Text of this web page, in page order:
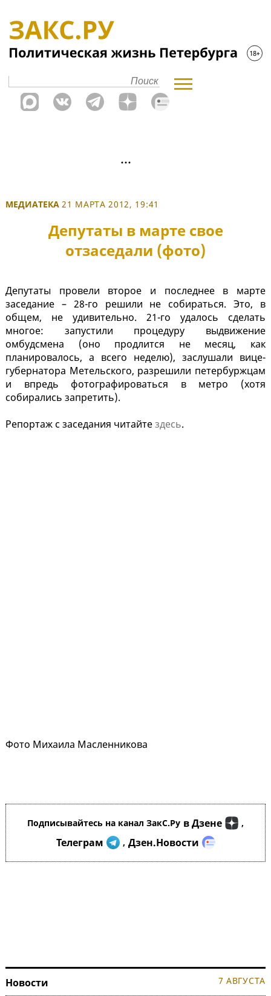
МЕДИАТЕКА 21 МАРТА 2012, 19:41
Депутаты в марте свое
отзаседали (фото)
Депутаты провели второе и последнее в марте
заседание – 28-го решили не собираться. Это, в
общем, не удивительно. 21-го удалось сделать
многое: запустили процедуру выдвижение
омбудсмена (оно продлится не месяц, как
планировалось, а всего неделю), заслушали вице-
губернатора Метельского, разрешили петербуржцам
и впредь фотографироваться в метро (хотя
собирались запретить).
Репортаж с заседания читайтездесь.
Фото Михаила Масленникова
Подписывайтесь на канал ЗакС.Ру в Дзене ,
Телеграм , Дзен.Новости
Новости 7 АВГУСТА